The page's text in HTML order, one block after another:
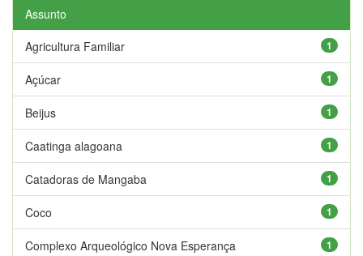
Assunto
1
Agricultura Familiar
1
Açúcar
1
Beijus
1
Caatinga alagoana
1
Catadoras de Mangaba
1
Coco
1
Complexo Arqueológico Nova Esperança